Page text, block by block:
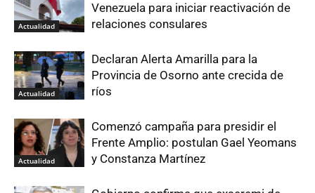
Actualidad
Venezuela para iniciar reactivación de
relaciones consulares
Actualidad
Declaran Alerta Amarilla para la
Provincia de Osorno ante crecida de
ríos
Actualidad
Comenzó campaña para presidir el
Frente Amplio: postulan Gael Yeomans
y Constanza Martínez